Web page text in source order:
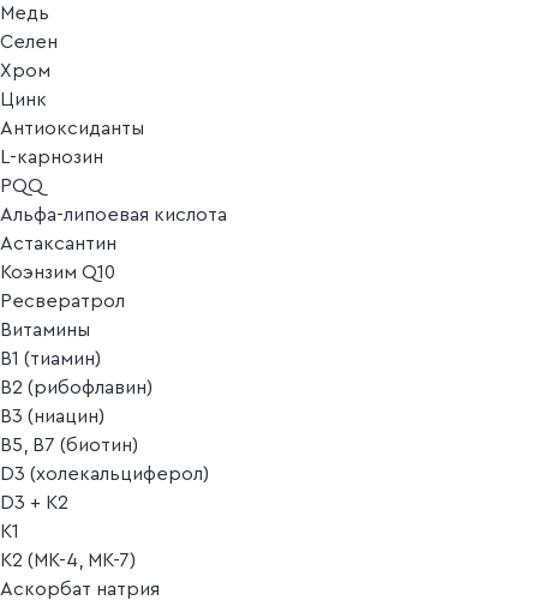
Медь
Селен
Хром
Цинк
Антиоксиданты
L-карнозин
PQQ
Альфа-липоевая кислота
Астаксантин
Коэнзим Q10
Ресвератрол
Витамины
B1 (тиамин)
B2 (рибофлавин)
B3 (ниацин)
B5, B7 (биотин)
D3 (холекальциферол)
D3 + K2
K1
K2 (MK-4, MK-7)
Аскорбат натрия